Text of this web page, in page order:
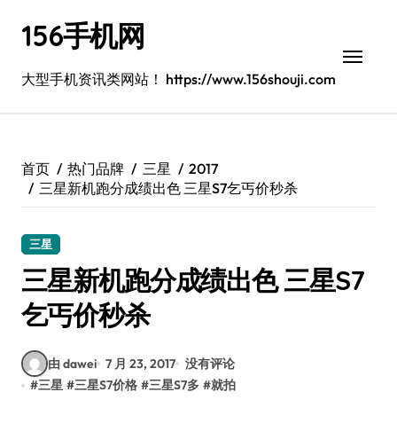
156手机网
大型手机资讯类网站！ https://www.156shouji.com
首页 热门品牌 三星
2017
三星新机跑分成绩出色 三星S7乞丐价秒杀
三星
三星新机跑分成绩出色 三星S7
乞丐价秒杀
由 dawei 7 月 23, 2017 没有评论
#三星 #三星S7价格 #三星S7多 #就拍